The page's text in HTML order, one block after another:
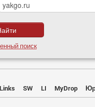
поиск
Links SW LI MyDrop